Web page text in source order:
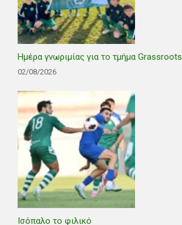
Ημέρα γνωριμίας για το τμήμα Grassroots
02/08/2026
Ισόπαλο το φιλικό